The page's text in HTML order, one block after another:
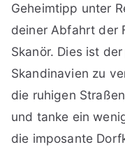
Geheimtipp unter
deiner Abfahrt der
Skanör. Dies ist
Skandinavien zu
die ruhigen
und tanke ein
die imposante